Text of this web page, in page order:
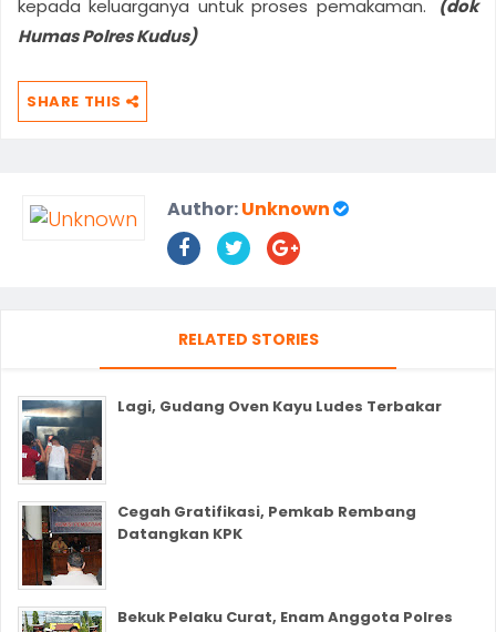
kepada keluarganya untuk proses pemakaman.
(dok
Humas Polres Kudus)
SHARE THIS
Author:Unknown
RELATED STORIES
Lagi, Gudang Oven Kayu Ludes Terbakar
Cegah Gratifikasi, Pemkab Rembang
Datangkan KPK
Bekuk Pelaku Curat, Enam Anggota Polres